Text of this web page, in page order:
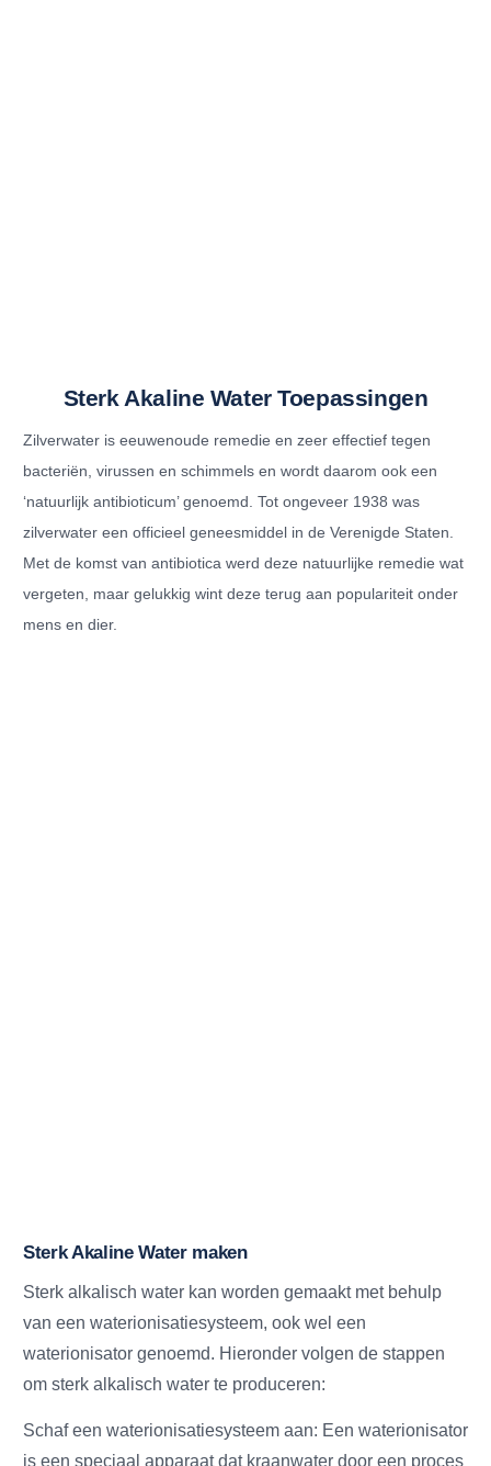
Sterk Akaline Water Toepassingen
Zilverwater is eeuwenoude remedie en zeer effectief tegen
bacteriën, virussen en schimmels en wordt daarom ook een
‘natuurlijk antibioticum’ genoemd. Tot ongeveer 1938 was
zilverwater een officieel geneesmiddel in de Verenigde Staten.
Met de komst van antibiotica werd deze natuurlijke remedie wat
vergeten, maar gelukkig wint deze terug aan populariteit onder
mens en dier.
Sterk Akaline Water maken
Sterk alkalisch water kan worden gemaakt met behulp
van een waterionisatiesysteem, ook wel een
waterionisator genoemd. Hieronder volgen de stappen
om sterk alkalisch water te produceren:
Schaf een waterionisatiesysteem aan: Een waterionisator
is een speciaal apparaat dat kraanwater door een proces